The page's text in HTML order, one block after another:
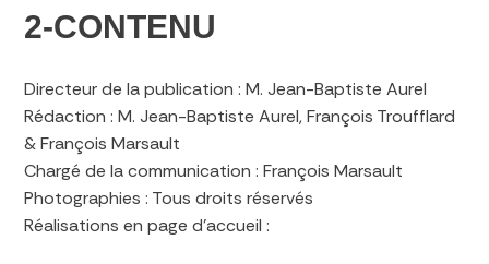
2-CONTENU
Directeur de la publication : M. Jean-Baptiste Aurel
Rédaction : M. Jean-Baptiste Aurel, François Troufflard
& François Marsault
Chargé de la communication : François Marsault
Photographies : Tous droits réservés
Réalisations en page d’accueil :